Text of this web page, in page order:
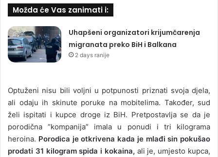
Možda će Vas zanimati i:
Uhapšeni organizatori krijumčarenja
migranata preko BiH i Balkana
2 days ranije
Optuženi nisu bili voljni u potpunosti priznati svoja djela,
ali odaju ih skinute poruke na mobitelima. Također, sud
želi ispitati i kupce droge iz BiH. Pretpostavlja se da je
porodična “kompanija” imala u ponudi i tri kilograma
heroina. Porodica je otkrivena kada je mlađi sin pokušao
prodati 31 kilogram spida i kokaina, ali je, umjesto kupca,